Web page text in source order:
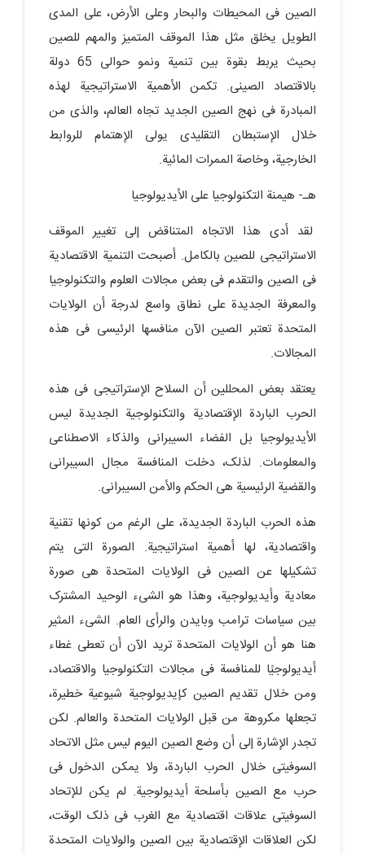
الصین فی المحیطات والبحار وعلى الأرض، على المدى
الطویل یخلق مثل هذا الموقف المتمیز والمهم للصین
بحیث یربط بقوة بین تنمیة ونمو حوالی 65 دولة
بالاقتصاد الصینی. تکمن الأهمیة الاستراتیجیة لهذه
المبادرة فی نهج الصین الجدید تجاه العالم، والذی من
خلال الإستبطان التقلیدی یولی الإهتمام للروابط
الخارجیة، وخاصة الممرات المائیة.
هـ- هیمنة التکنولوجیا على الأیدیولوجیا
لقد أدى هذا الاتجاه المتناقض إلى تغییر الموقف
الاستراتیجی للصین بالکامل. أصبحت التنمیة الاقتصادیة
فی الصین والتقدم فی بعض مجالات العلوم والتکنولوجیا
والمعرفة الجدیدة على نطاق واسع لدرجة أن الولایات
المتحدة تعتبر الصین الآن منافسها الرئیسی فی هذه
المجالات.
یعتقد بعض المحللین أن السلاح الإستراتیجی فی هذه
الحرب الباردة الإقتصادیة والتکنولوجیة الجدیدة لیس
الأیدیولوجیا بل الفضاء السیبرانی والذکاء الاصطناعی
والمعلومات. لذلک، دخلت المنافسة مجال السیبرانی
والقضیة الرئیسیة هی الحکم والأمن السیبرانی.
هذه الحرب الباردة الجدیدة، على الرغم من کونها تقنیة
واقتصادیة، لها أهمیة استراتیجیة. الصورة التی یتم
تشکیلها عن الصین فی الولایات المتحدة هی صورة
معادیة وأیدیولوجیة، وهذا هو الشیء الوحید المشترک
بین سیاسات ترامب وبایدن والرأی العام. الشیء المثیر
هنا هو أن الولایات المتحدة ترید الآن أن تعطی غطاء
أیدیولوجیًا للمنافسة فی مجالات التکنولوجیا والاقتصاد،
ومن خلال تقدیم الصین کإیدیولوجیة شیوعیة خطیرة،
تجعلها مکروهة من قبل الولایات المتحدة والعالم. لکن
تجدر الإشارة إلى أن وضع الصین الیوم لیس مثل الاتحاد
السوفیتی خلال الحرب الباردة، ولا یمکن الدخول فی
حرب مع الصین بأسلحة أیدیولوجیة. لم یکن للإتحاد
السوفیتی علاقات اقتصادیة مع الغرب فی ذلک الوقت،
لکن العلاقات الإقتصادیة بین الصین والولایات المتحدة